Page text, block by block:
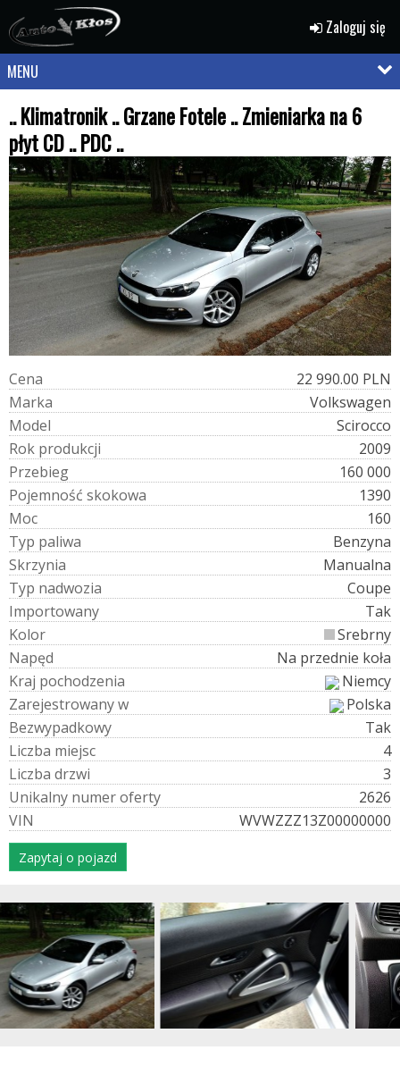
Zaloguj się
MENU
.. Klimatronik .. Grzane Fotele .. Zmieniarka na 6
płyt CD .. PDC ..
Cena
22 990.00 PLN
Marka
Volkswagen
Model
Scirocco
Rok produkcji
2009
Przebieg
160 000
Pojemność skokowa
1390
Moc
160
Typ paliwa
Benzyna
Skrzynia
Manualna
Typ nadwozia
Coupe
Importowany
Tak
Kolor
Srebrny
Napęd
Na przednie koła
Kraj pochodzenia
Niemcy
Zarejestrowanyw
Polska
Bezwypadkowy
Tak
Liczba miejsc
4
Liczba drzwi
3
Unikalny numeroferty
2626
VIN WVWZZZ13Z00000000
Zapytaj o pojazd